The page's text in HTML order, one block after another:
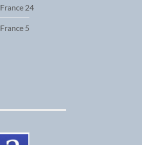
France 24
France 5